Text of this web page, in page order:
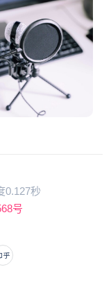
0.127秒
号